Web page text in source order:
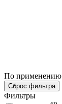
По применению
Сброс фильтра
Фильтры